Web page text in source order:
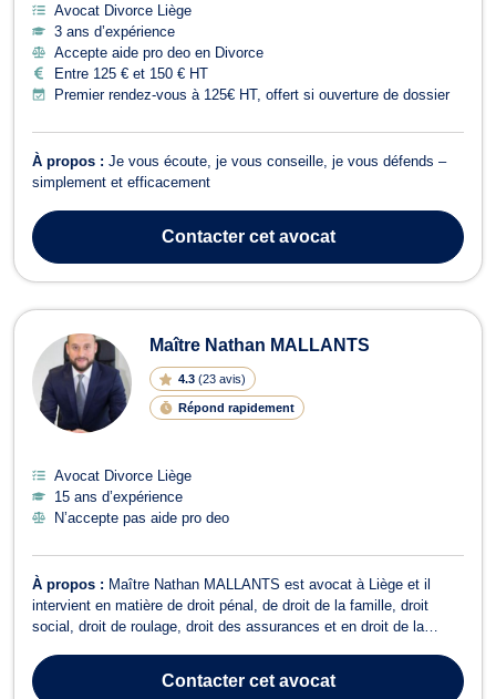
Avocat Divorce Liège
3 ans d’expérience
Accepte aide pro deo en Divorce
Entre 125 € et 150 € HT
Premier rendez-vous à 125€ HT, offert si ouverture de dossier
À propos : Je vous écoute, je vous conseille, je vous défends –
simplement et efficacement
Contactercet avocat
Maître Nathan MALLANTS
4.3 (23 avis)
Répond rapidement
Avocat Divorce Liège
15 ans d’expérience
N’accepte pas aide pro deo
À propos : Maître Nathan MALLANTS est avocat à Liège et il
intervient en matière de droit pénal, de droit de la famille, droit
social, droit de roulage, droit des assurances et en droit de la
défense et représentation en droit pénal, que vous soyez auteur,
prévenu ou victime et...Contactercet avocat